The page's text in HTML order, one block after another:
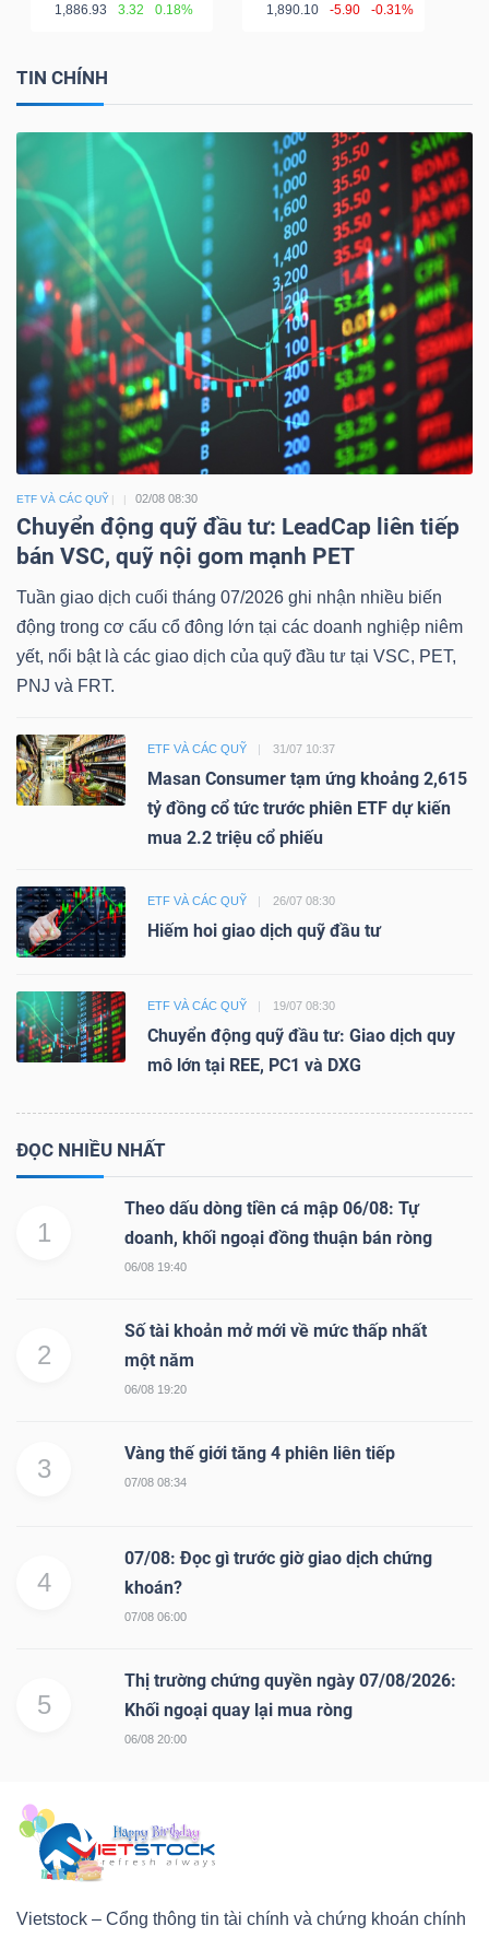
1,886.93 3.32 0.18% 1,890.10 -5.90 -0.31%
TIN CHÍNH
ETF VÀ CÁC QUỸ 02/08 08:30
Chuyển động quỹ đầu tư: LeadCap liên tiếp
bán VSC, quỹ nội gom mạnh PET
Tuần giao dịch cuối tháng 07/2026 ghi nhận nhiều biến
động trong cơ cấu cổ đông lớn tại các doanh nghiệp niêm
yết, nổi bật là các giao dịch của quỹ đầu tư tại VSC, PET,
PNJ và FRT.
ETF VÀ CÁC QUỸ 31/07 10:37
Masan Consumer tạm ứng khoảng 2,615
tỷ đồng cổ tức trước phiên ETF dự kiến
mua 2.2 triệu cổ phiếu
ETF VÀ CÁC QUỸ 26/07 08:30
Hiếm hoi giao dịch quỹ đầu tư
ETF VÀ CÁC QUỸ 19/07 08:30
Chuyển động quỹ đầu tư: Giao dịch quy
mô lớn tại REE, PC1 và DXG
ĐỌC NHIỀU NHẤT
1
Theo dấu dòng tiền cá mập 06/08: Tự
doanh, khối ngoại đồng thuận bán ròng
06/08 19:40
2
Số tài khoản mở mới về mức thấp nhất
một năm
06/08 19:20
3
Vàng thế giới tăng 4 phiên liên tiếp
07/08 08:34
4
07/08: Đọc gì trước giờ giao dịch chứng
khoán?
07/08 06:00
5
Thị trường chứng quyền ngày 07/08/2026:
Khối ngoại quay lại mua ròng
06/08 20:00
Vietstock – Cổng thông tin tài chính và chứng khoán chính